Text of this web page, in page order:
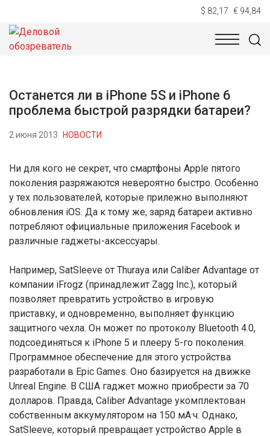
$ 82,17 € 94,84
НОВОСТИ
Останется ли в iPhone 5S и iPhone 6
проблема быстрой разрядки батареи?
2 июня 2013 НОВОСТИ
Ни для кого не секрет, что смартфоны Apple пятого
поколения разряжаются невероятно быстро. Особенно
у тех пользователей, которые прилежно выполняют
обновления iOS. Да к тому же, заряд батареи активно
потребляют официальные приложения Facebook и
различные гаджеты-аксессуары.
Например, SatSleeve от Thuraya или Caliber Advantage от
компании iFrogz (принадлежит Zagg Inc.), который
позволяет превратить устройство в игровую
приставку, и одновременно, выполняет функцию
защитного чехла. Он может по протоколу Bluetooth 4.0,
подсоединяться к iPhone 5 и плееру 5-го поколения.
Программное обеспечение для этого устройства
разработали в Epic Games. Оно базируется на движке
Unreal Engine. В США гаджет можно приобрести за 70
долларов. Правда, Caliber Advantage укомплектован
собственным аккумулятором на 150 мА·ч. Однако,
SatSleeve, который превращает устройство Apple в